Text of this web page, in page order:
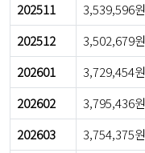
202511
3,539,596원
202512
3,502,679원
202601
3,729,454원
202602
3,795,436원
202603
3,754,375원